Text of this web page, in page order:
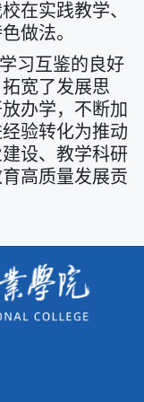
在实践教学、
做法。
习互鉴的良好
宽了发展思
办学，不断加
验转化为推动
设、教学科研
高质量发展贡